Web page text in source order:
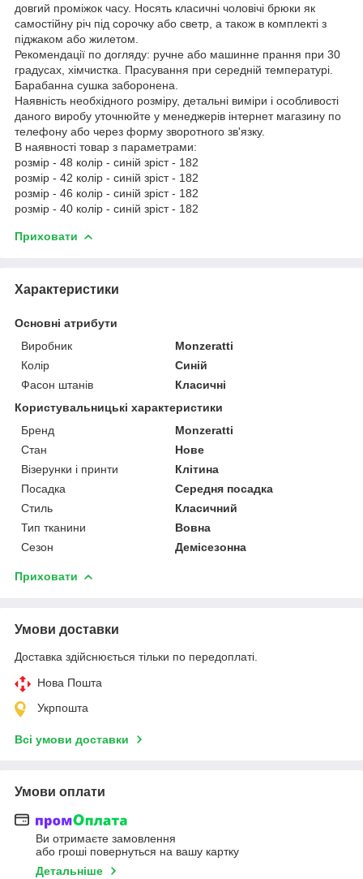
довгий проміжок часу. Носять класичні чоловічі брюки як
самостійну річ під сорочку або светр, а також в комплекті з
піджаком або жилетом.
Рекомендації по догляду: ручне або машинне прання при 30
градусах, хімчистка. Прасування при середній температурі.
Барабанна сушка заборонена.
Наявність необхідного розміру, детальні виміри і особливості
даного виробу уточнюйте у менеджерів інтернет магазину по
телефону або через форму зворотного зв'язку.
В наявності товар з параметрами:
розмір - 48 колір - синій зріст - 182
розмір - 42 колір - синій зріст - 182
розмір - 46 колір - синій зріст - 182
розмір - 40 колір - синій зріст - 182
Приховати
Характеристики
Основні атрибути
Виробник
Monzeratti
Колір
Синій
Фасон штанів
Класичні
Користувальницькі характеристики
Бренд
Monzeratti
Стан
Нове
Візерунки і принти
Клітина
Посадка
Середня посадка
Стиль
Класичний
Тип тканини
Вовна
Сезон
Демісезонна
Приховати
Умови доставки
Доставка здійснюється тільки по передоплаті.
Нова Пошта
Укрпошта
Всі умови доставки
Умови оплати
Ви отримаєте замовлення
або гроші повернуться на вашу картку
Детальніше